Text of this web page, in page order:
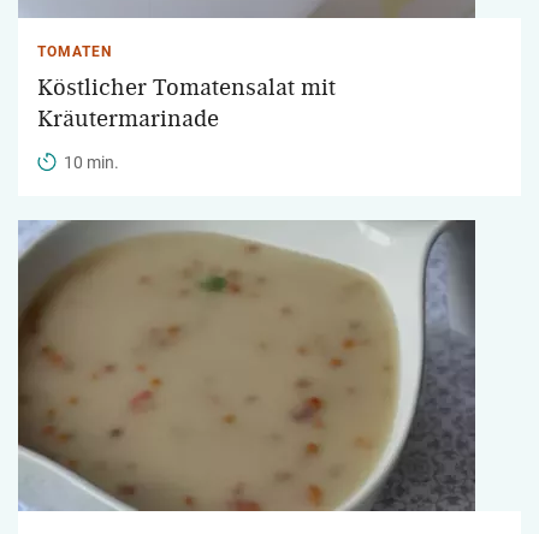
TOMATEN
Köstlicher Tomatensalat mit
Kräutermarinade
10 min.